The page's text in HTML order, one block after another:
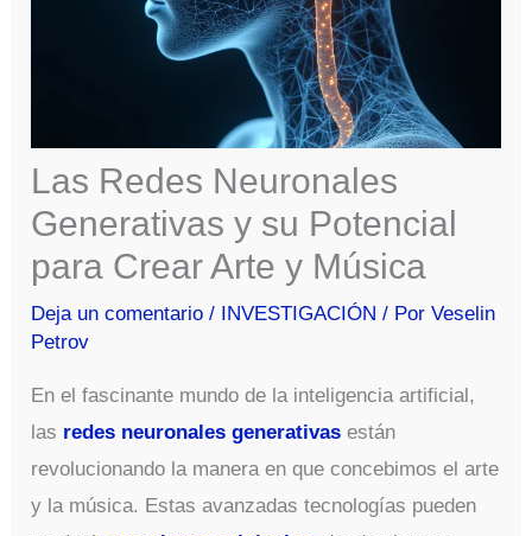
Las Redes Neuronales
Generativas y su Potencial
para Crear Arte y Música
Deja un comentario / INVESTIGACIÓN / PorVeselin
Petrov
En el fascinante mundo de la inteligencia artificial,
las redes neuronales generativas están
revolucionando la manera en que concebimos el arte
y la música. Estas avanzadas tecnologías pueden